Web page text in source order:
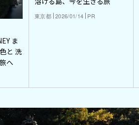
ま
と 洗
へ
東京都 2026/01/14 PR